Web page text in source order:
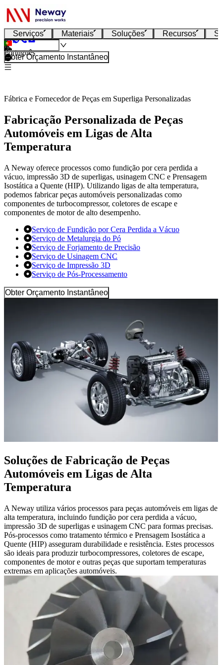
Serviços Materiais Soluções Recursos
Português
Obter Orçamento Instantâneo
Fábrica e Fornecedor de Peças em Superliga Personalizadas
Fabricação Personalizada de Peças
Automóveis em Ligas de Alta
Temperatura
A Neway oferece processos como fundição por cera perdida a
vácuo, impressão 3D de superligas, usinagem CNC e Prensagem
Isostática a Quente (HIP). Utilizando ligas de alta temperatura,
podemos fabricar peças automóveis personalizadas como
componentes de turbocompressor, coletores de escape e
componentes de motor de alto desempenho.
Serviço de Fundição por Cera Perdida a Vácuo
Serviço de Metalurgia do Pó
Serviço de Forjamento de Precisão
Serviço de Usinagem CNC
Serviço de Impressão 3D
Serviço de Pós-Processamento
Obter Orçamento Instantâneo
Soluções de Fabricação de Peças
Automóveis em Ligas de Alta
Temperatura
A Neway utiliza vários processos para peças automóveis em ligas de
alta temperatura, incluindo fundição por cera perdida a vácuo,
impressão 3D de superligas e usinagem CNC para formas precisas.
Pós-processos como tratamento térmico e Prensagem Isostática a
Quente (HIP) asseguram durabilidade e resistência. Estes processos
são ideais para produzir turbocompressores, coletores de escape,
componentes de motor e outras peças que suportam temperaturas
extremas em aplicações automóveis.